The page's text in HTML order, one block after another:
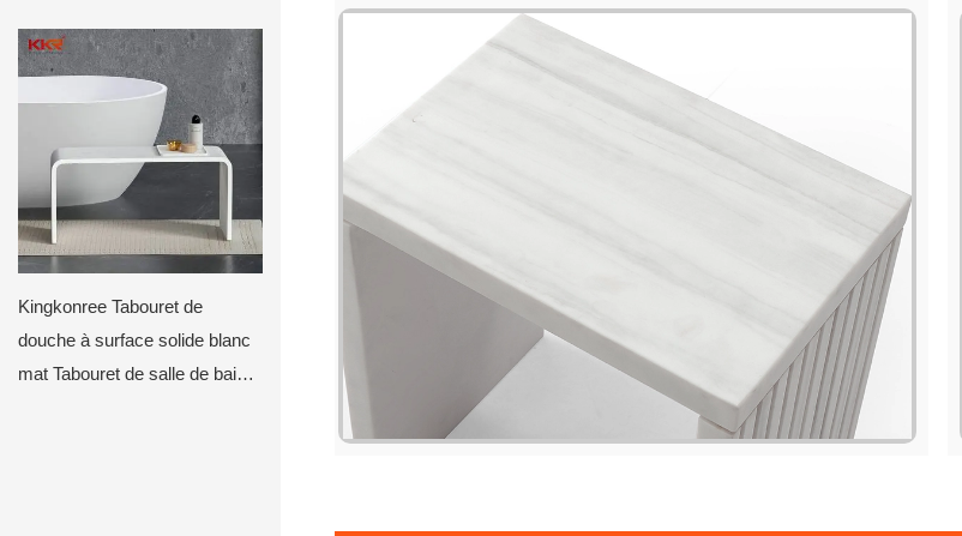
Kingkonree Tabouret de
douche à surface solide blanc
mat Tabouret de salle de bain